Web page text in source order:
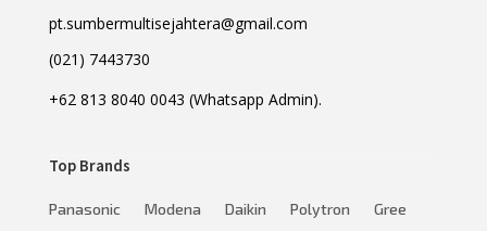
pt.sumbermultisejahtera@gmail.com
(021) 7443730
+62 813 8040 0043 (Whatsapp Admin).
Top Brands
Panasonic Modena Daikin Polytron
Gree